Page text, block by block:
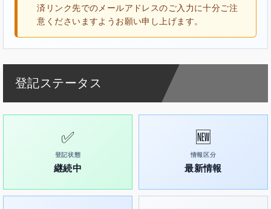
済リンク先でのメールアドレスのご入力に十分ご注
意くださいますようお願い申し上げます。
登記ステータス
✅
登記状態
継続中
🆕
情報区分
最新情報